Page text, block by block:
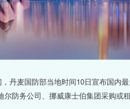
麦国防部当地时间10日宣布国内
防务公司、挪威康士伯集团采购或